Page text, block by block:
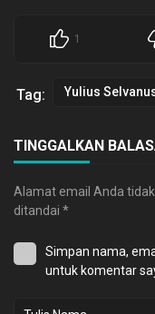
1
Tag:
TINGGALKAN
Alamat email Anda
ditandai *
Simpan nama,
untuk komentar